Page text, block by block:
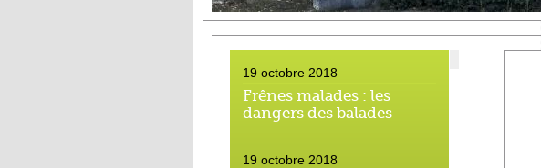
19 octobre 2018
Frênes malades : les
dangers des balades
19 octobre 2018